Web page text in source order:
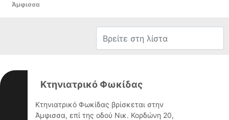
Άμφισσα
Κτηνιατρικό Φωκίδας
Κτηνιατρικό Φωκίδας βρίσκεται στην
Άμφισσα, επί της οδού Νικ. Κορδώνη 20,